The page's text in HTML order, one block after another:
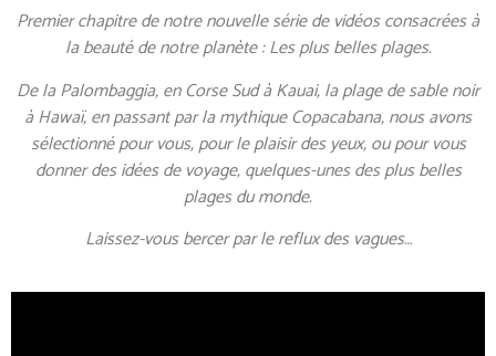
Premier chapitre de notre nouvelle série de vidéos consacrées à
la beauté de notre planète : Les plus belles plages.
De la Palombaggia, en Corse Sud à Kauai, la plage de sable noir
à Hawaï, en passant par la mythique Copacabana, nous avons
sélectionné pour vous, pour le plaisir des yeux, ou pour vous
donner des idées de voyage, quelques-unes des plus belles
plages du monde.
Laissez-vous bercer par le reflux des vagues…